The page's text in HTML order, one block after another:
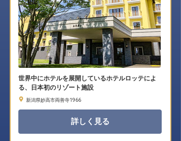
世界中にホテルを展開しているホテルロッテによ
る、日本初のリゾート施設
新潟県妙高市両善寺1966
詳しく見る